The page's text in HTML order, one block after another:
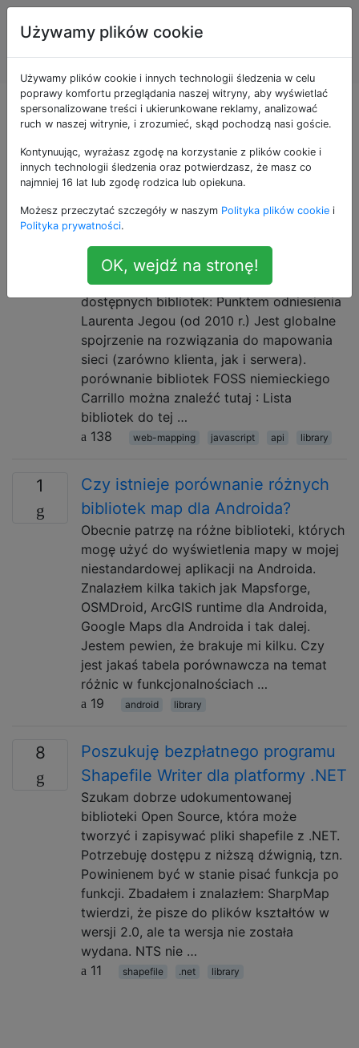
Systemy
Informacji
Geograficznej
Pytania otagowane
jako library
mapowania JavaScript?
Pracuję nad internetowym systemem
mapowania i próbuję wymyślić, której
biblioteki użyć. Oto linki do porównań
dostępnych bibliotek: Punktem odniesienia
Laurenta Jegou (od 2010 r.) Jest globalne
spojrzenie na rozwiązania do mapowania
sieci (zarówno klienta, jak i serwera).
porównanie bibliotek FOSS niemieckiego
Carrillo można znaleźć tutaj : Lista
bibliotek do tej …
138
web-mapping javascript api library
1
Czy istnieje porównanie różnych
bibliotek map dla Androida?
Obecnie patrzę na różne biblioteki, których
mogę użyć do wyświetlenia mapy w mojej
niestandardowej aplikacji na Androida.
Znalazłem kilka takich jak Mapsforge,
OSMDroid, ArcGIS runtime dla Androida,
Google Maps dla Androida i tak dalej.
Jestem pewien, że brakuje mi kilku. Czy
jest jakaś tabela porównawcza na temat
różnic w funkcjonalnościach …
19
android library
8
Poszukuję bezpłatnego programu
Shapefile Writer dla platformy .NET
Szukam dobrze udokumentowanej
biblioteki Open Source, która może
tworzyć i zapisywać pliki shapefile z .NET.
Potrzebuję dostępu z niższą dźwignią, tzn.
Powinienem być w stanie pisać funkcja po
funkcji. Zbadałem i znalazłem: SharpMap
twierdzi, że pisze do plików kształtów w
wersji 2.0, ale ta wersja nie została
wydana. NTS nie …
11
shapefile .net library
Używamy plików cookie
Używamy plików cookie i innych technologii śledzenia w celu
poprawy komfortu przeglądania naszej witryny, aby wyświetlać
spersonalizowane treści i ukierunkowane reklamy, analizować
ruch w naszej witrynie, i zrozumieć, skąd pochodzą nasi goście.
Kontynuując, wyrażasz zgodę na korzystanie z plików cookie i
innych technologii śledzenia oraz potwierdzasz, że masz co
najmniej 16 lat lub zgodę rodzica lub opiekuna.
Możesz przeczytać szczegóły w naszym Polityka plików cookie i
Polityka prywatności.
OK, wejdź na stronę!